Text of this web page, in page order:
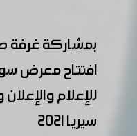
بمشاركة غرفة
افتتاح معرض
للإعلام
سيريا 2021